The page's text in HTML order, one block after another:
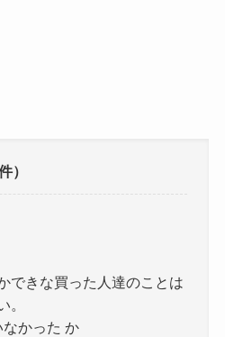
）
できな買った人達のことは
。
かった か